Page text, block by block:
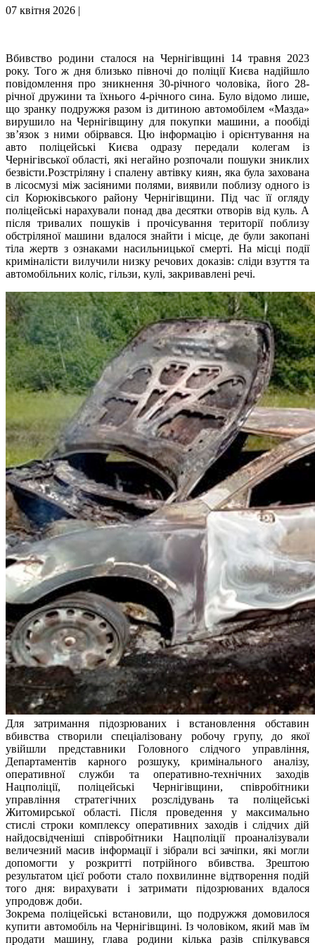
07 квітня 2026 |
Вбивство родини сталося на Чернігівщині 14 травня 2023
року. Того ж дня близько півночі до поліції Києва надійшло
повідомлення про зникнення 30-річного чоловіка, його 28-
річної дружини та їхнього 4-річного сина. Було відомо лише,
що зранку подружжя разом із дитиною автомобілем «Мазда»
вирушило на Чернігівщину для покупки машини, а пообіді
зв’язок з ними обірвався. Цю інформацію і орієнтування на
авто поліцейські Києва одразу передали колегам із
Чернігівської області, які негайно розпочали пошуки зниклих
безвісти.Розстріляну і спалену автівку киян, яка була захована
в лісосмузі між засіяними полями, виявили поблизу одного із
сіл Корюківського району Чернігівщини. Під час її огляду
поліцейські нарахували понад два десятки отворів від куль. А
після тривалих пошуків і прочісування території поблизу
обстріляної машини вдалося знайти і місце, де були закопані
тіла жертв з ознаками насильницької смерті. На місці події
криміналісти вилучили низку речових доказів: сліди взуття та
автомобільних коліс, гільзи, кулі, закривавлені речі.
Для затримання підозрюваних і встановлення обставин
вбивства створили спеціалізовану робочу групу, до якої
увійшли представники Головного слідчого управління,
Департаментів карного розшуку, кримінального аналізу,
оперативної служби та оперативно-технічних заходів
Нацполіції, поліцейські Чернігівщини, співробітники
управління стратегічних розслідувань та поліцейські
Житомирської області. Після проведення у максимально
стислі строки комплексу оперативних заходів і слідчих дій
найдосвідченіші співробітники Нацполіції проаналізували
величезний масив інформації і зібрали всі зачіпки, які могли
допомогти у розкритті потрійного вбивства. Зрештою
результатом цієї роботи стало похвилинне відтворення подій
того дня: вирахувати і затримати підозрюваних вдалося
упродовж доби.
Зокрема поліцейські встановили, що подружжя домовилося
купити автомобіль на Чернігівщині. Із чоловіком, який мав їм
продати машину, глава родини кілька разів спілкувався